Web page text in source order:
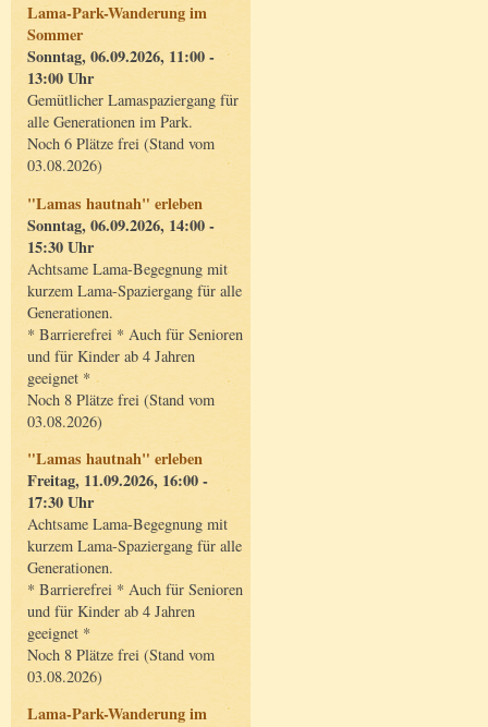
Lama-Park-Wanderung im
Sommer
Sonntag, 06.09.2026, 11:00 -
13:00 Uhr
Gemütlicher Lamaspaziergang für
alle Generationen im Park.
Noch 6 Plätze frei (Stand vom
03.08.2026)
"Lamas hautnah" erleben
Sonntag, 06.09.2026, 14:00 -
15:30 Uhr
Achtsame Lama-Begegnung mit
kurzem Lama-Spaziergang für alle
Generationen.
* Barrierefrei * Auch für Senioren
und für Kinder ab 4 Jahren
geeignet *
Noch 8 Plätze frei (Stand vom
03.08.2026)
"Lamas hautnah" erleben
Freitag, 11.09.2026, 16:00 -
17:30 Uhr
Achtsame Lama-Begegnung mit
kurzem Lama-Spaziergang für alle
Generationen.
* Barrierefrei * Auch für Senioren
und für Kinder ab 4 Jahren
geeignet *
Noch 8 Plätze frei (Stand vom
03.08.2026)
Lama-Park-Wanderung im